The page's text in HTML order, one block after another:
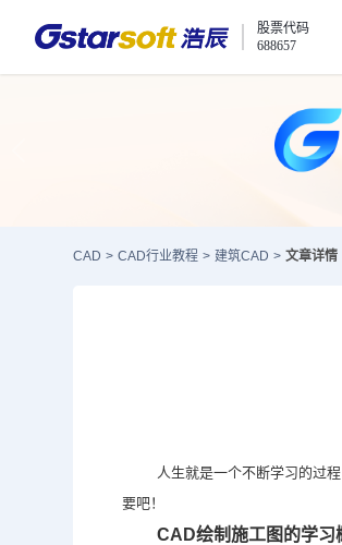
股票代码
688657
CAD > CAD行业教程 > 建筑CAD > 文章详情
人生就是一个不断学习的过
要吧！
CAD绘制施工图的学习